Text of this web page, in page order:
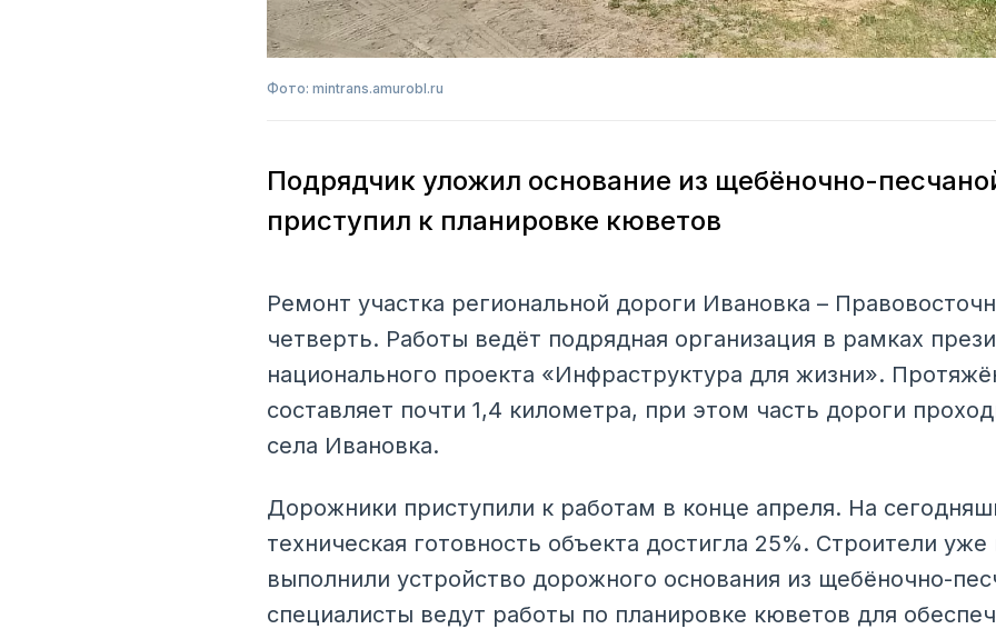
Фото: mintrans.amurobl.ru
Подрядчик уложил основание из щебёночно-
приступил к планировке кюветов
Ремонт участка региональной дороги Ивановка –
четверть. Работы ведёт подрядная организация в рамках
национального проекта «Инфраструктура для жизни».
составляет почти 1,4 километра, при этом часть дороги
села Ивановка.
Дорожники приступили к работам в конце апреля. На
техническая готовность объекта достигла 25%. Строители
выполнили устройство дорожного основания из щебёночно-
специалисты ведут работы по планировке кюветов для